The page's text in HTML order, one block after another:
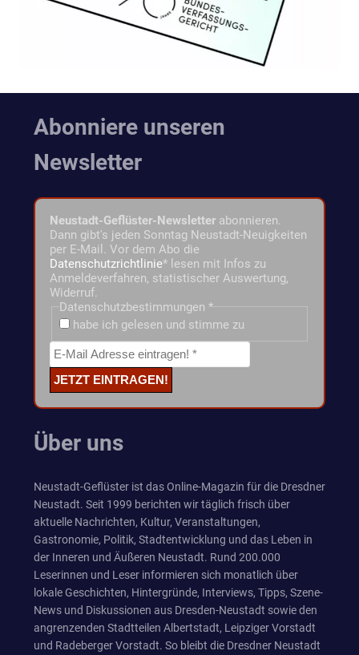
Abonniere unseren
Newsletter
Neustadt-Geflüster-Newsletter abonnieren.
Dann gibt's jeden Sonntag Neustadt-Neuigkeiten
per E-Mail. Vor dem Abo die
Datenschutzrichtlinie* lesen mit Infos zu
Anmeldeverfahren, statistischer Auswertung,
Widerruf.
Datenschutzbestimmungen *
habe ich gelesen und stimme zu
Über uns
Neustadt-Geflüster ist das Online-Magazin für die Dresdner
Neustadt. Seit 1999 berichten wir täglich frisch über
aktuelle Nachrichten, Kultur, Veranstaltungen,
Gastronomie, Politik, Stadtentwicklung und das Leben in
der Inneren und Äußeren Neustadt. Rund 200.000
Leserinnen und Leser informieren sich monatlich über
lokale Geschichten, Hintergründe, Interviews, Tipps, Szene-
News und Diskussionen aus Dresden-Neustadt sowie den
angrenzenden Stadtteilen Albertstadt, Leipziger Vorstadt
und Radeberger Vorstadt. So bleibt die Dresdner Neustadt